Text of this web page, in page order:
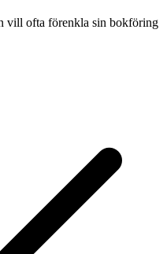
vill ofta förenkla sin bokföring